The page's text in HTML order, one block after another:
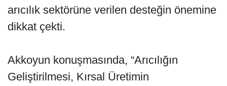
arıcılık sektörüne verilen desteğin önemine
dikkat çekti.
Akkoyun konuşmasında, “Arıcılığın
Geliştirilmesi, Kırsal Üretimin